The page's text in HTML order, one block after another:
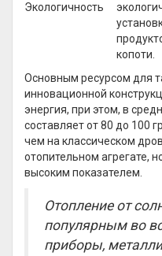
Экологичность
копоти.
Основным ресурсом для
инновационной
энергия, при этом, в
составляет от 80 до 100
чем на классическом
отопительном агрегате,
высоким показателем.
Отопление от
популярным во
приборы,